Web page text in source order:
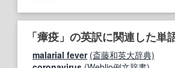
「瘴疫」の英訳に関連した単
malarial fever (斎藤和英大辞典)